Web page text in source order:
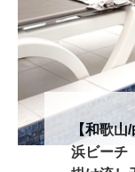
【和歌
浜ビーチ